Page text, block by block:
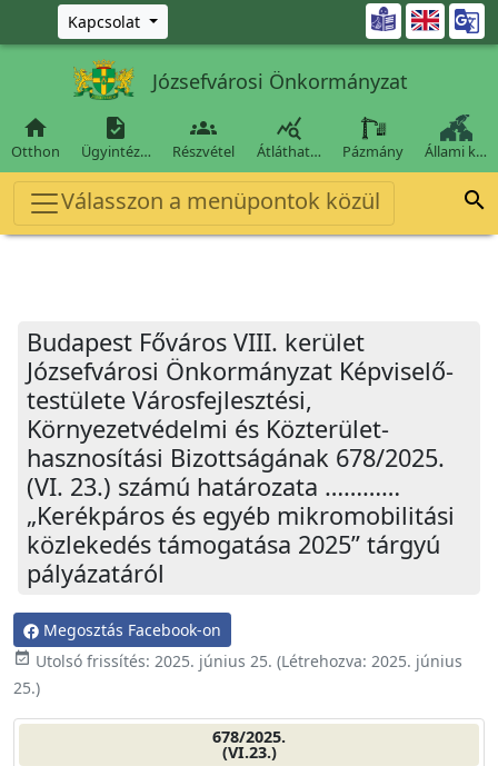
Ugrás a fő tartalomra
Kapcsolat 
Józsefvárosi Önkormányzat

Otthon

Ügyintéz…

Részvétel

Átláthat… Pázmány Állami k…
Válasszon a menüpontok közül 
Budapest Főváros VIII. kerület
Józsefvárosi Önkormányzat Képviselő-
testülete Városfejlesztési,
Környezetvédelmi és Közterület-
hasznosítási Bizottságának 678/2025.
(VI. 23.) számú határozata …………
„Kerékpáros és egyéb mikromobilitási
közlekedés támogatása 2025” tárgyú
pályázatáról
Megosztás Facebook-on
event_available Utolsó frissítés: 2025. június 25. (Létrehozva: 2025. június
25.)
678/2025.
(VI.23.)